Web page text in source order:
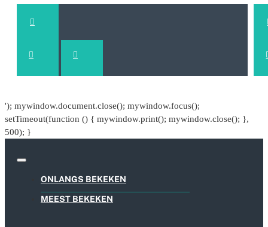
'); mywindow.document.close(); mywindow.focus();
setTimeout(function () { mywindow.print(); mywindow.close(); },
500); }
ONLANGS BEKEKEN
MEEST BEKEKEN